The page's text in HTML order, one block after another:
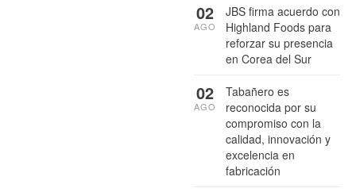
JBS firma acuerdo con
Highland Foods para
reforzar su presencia
en Corea del Sur
02
AGO
Tabañero es
reconocida por su
compromiso con la
calidad, innovación y
excelencia en
fabricación
02
AGO